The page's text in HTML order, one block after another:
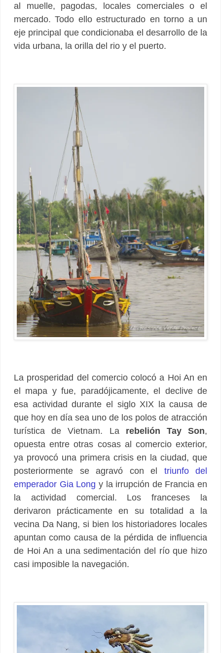
al muelle, pagodas, locales comerciales o el
mercado. Todo ello estructurado en torno a un
eje principal que condicionaba el desarrollo de la
vida urbana, la orilla del rio y el puerto.
La prosperidad del comercio colocó a Hoi An en
el mapa y fue, paradójicamente, el declive de
esa actividad durante el siglo XIX la causa de
que hoy en día sea uno de los polos de atracción
turística de Vietnam. La rebelión Tay Son,
opuesta entre otras cosas al comercio exterior,
ya provocó una primera crisis en la ciudad, que
posteriormente se agravó con el triunfo del
emperador Gia Long y la irrupción de Francia en
la actividad comercial. Los franceses la
derivaron prácticamente en su totalidad a la
vecina Da Nang, si bien los historiadores locales
apuntan como causa de la pérdida de influencia
de Hoi An a una sedimentación del río que hizo
casi imposible la navegación.